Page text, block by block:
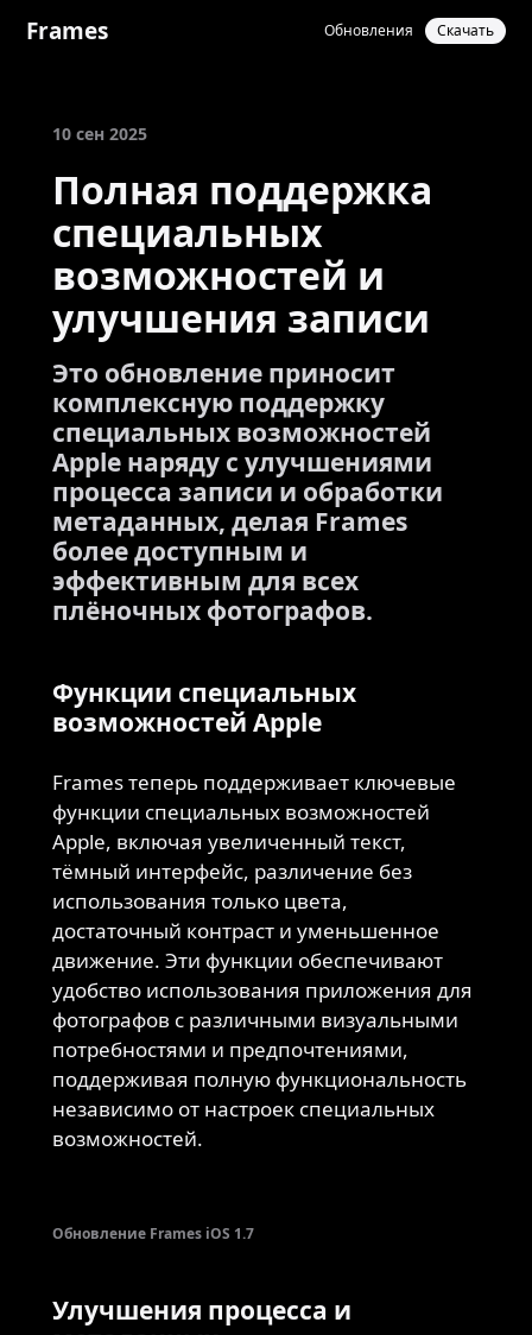
Frames Обновления Скачать
10 сен 2025
Полная поддержка
специальных
возможностей и
улучшения записи
Это обновление приносит
комплексную поддержку
специальных возможностей
Apple наряду с улучшениями
процесса записи и обработки
метаданных, делая Frames
более доступным и
эффективным для всех
плёночных фотографов.
Функции специальных
возможностей Apple
Frames теперь поддерживает ключевые
функции специальных возможностей
Apple, включая увеличенный текст,
тёмный интерфейс, различение без
использования только цвета,
достаточный контраст и уменьшенное
движение. Эти функции обеспечивают
удобство использования приложения для
фотографов с различными визуальными
потребностями и предпочтениями,
поддерживая полную функциональность
независимо от настроек специальных
возможностей.
Обновление Frames iOS 1.7
Улучшения процесса и